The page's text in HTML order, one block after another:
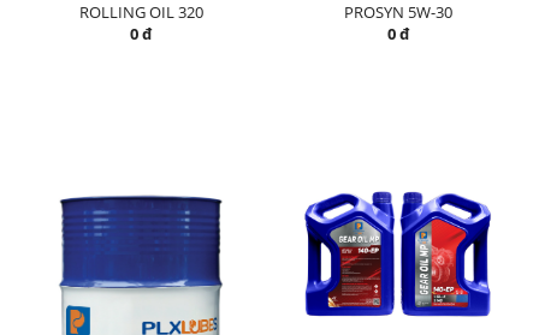
ROLLING OIL 320
0 đ
PROSYN 5W-30
0 đ